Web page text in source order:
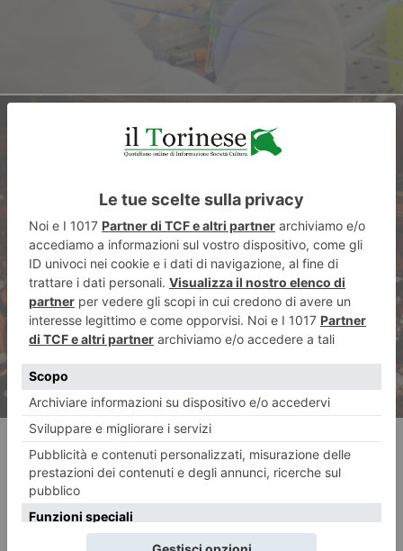
ARTICOLO SUCCESSIVO
La scomparsa dei partiti
RECENTI: